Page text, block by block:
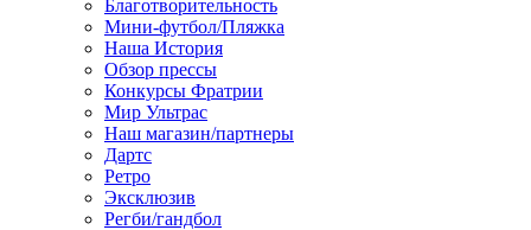
Благотворительность
Мини-футбол/Пляжка
Наша История
Обзор прессы
Конкурсы Фратрии
Мир Ультрас
Наш магазин/партнеры
Дартс
Ретро
Эксклюзив
Регби/гандбол